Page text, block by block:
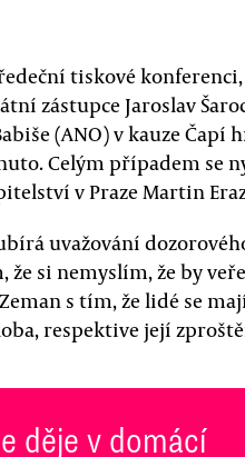
tiskové
zástupce Jaroslav
(ANO) v kauze Čapí
Celým případem se
v Praze Martin
uvažování
že si nemyslím, že by
s tím, že lidé se
respektive její
děje v domácí